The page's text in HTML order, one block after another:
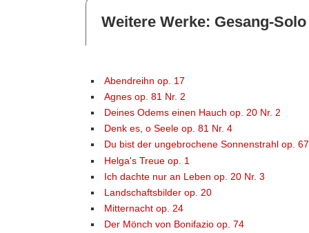
Weitere Werke: Gesang-Solo
Abendreihn op. 17
Agnes op. 81 Nr. 2
Deines Odems einen Hauch op. 20 Nr. 2
Denk es, o Seele op. 81 Nr. 4
Du bist der ungebrochene Sonnenstrahl op. 67
Helga's Treue op. 1
Ich dachte nur an Leben op. 20 Nr. 3
Landschaftsbilder op. 20
Mitternacht op. 24
Der Mönch von Bonifazio op. 74